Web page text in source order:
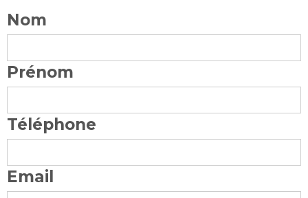
Nom
Prénom
Téléphone
Email